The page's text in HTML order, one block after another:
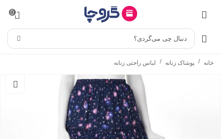
0
دنبال چی می‌گردی؟
خانه / پوشاک زنانه / لباس راحتی زنانه